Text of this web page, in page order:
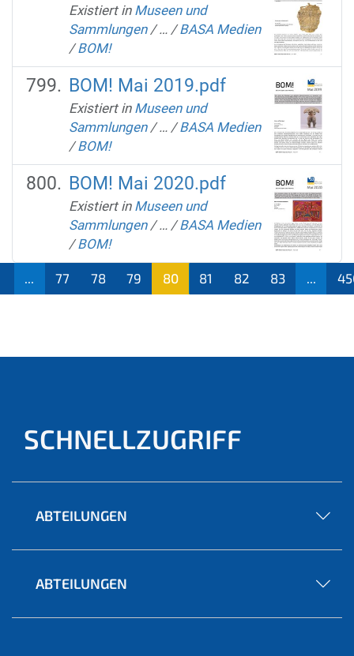
Existiert in Museen und
Sammlungen /… /BASA Medien
/BOM!
BOM! Mai 2019.pdf
Existiert in Museen und
Sammlungen /… /BASA Medien
/BOM!
BOM! Mai 2020.pdf
Existiert in Museen und
Sammlungen /… /BASA Medien
/BOM!
... 77 78 79
80
81 82 83 ...
SCHNELLZUGRIFF
ABTEILUNGEN
ABTEILUNGEN